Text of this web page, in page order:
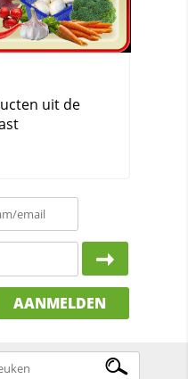
AANMELDEN